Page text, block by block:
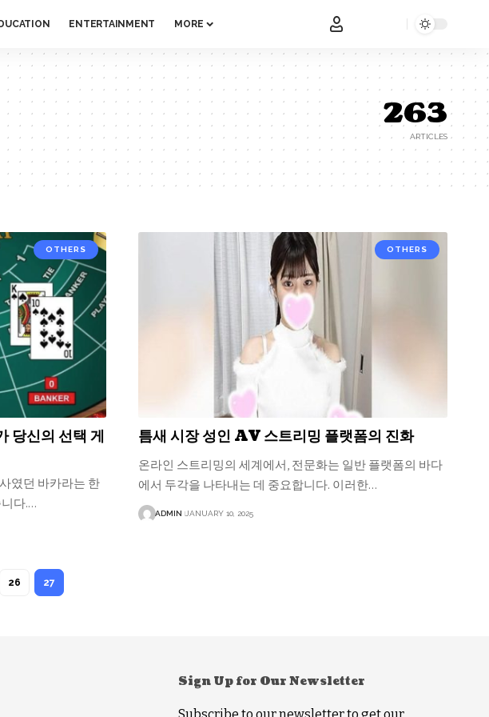
ENTERTAINMENT MORE
263
ARTICLES
OTHERS
당신의 선택 게
였던 바카라는 한
다.…
OTHERS
틈새 시장 성인 AV 스트리밍 플랫폼의 진화
온라인 스트리밍의 세계에서, 전문화는 일반 플랫폼의 바다
에서 두각을 나타내는 데 중요합니다. 이러한…
ADMIN JANUARY 10, 2025
26 27
Sign Up for Our Newsletter